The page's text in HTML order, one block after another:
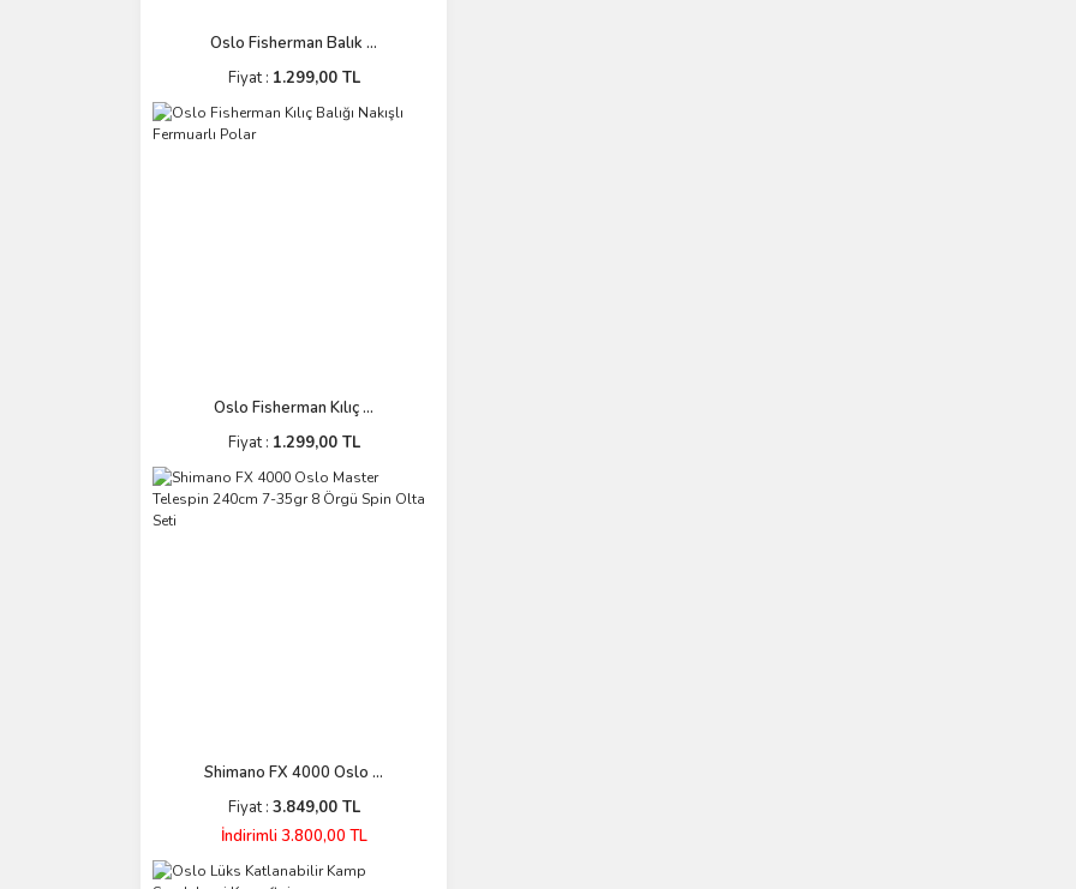
Oslo Fisherman Balık ...
Fiyat : 1.299,00 TL
Oslo Fisherman Kılıç ...
Fiyat : 1.299,00 TL
Shimano FX 4000 Oslo ...
Fiyat : 3.849,00 TL
İndirimli 3.800,00 TL